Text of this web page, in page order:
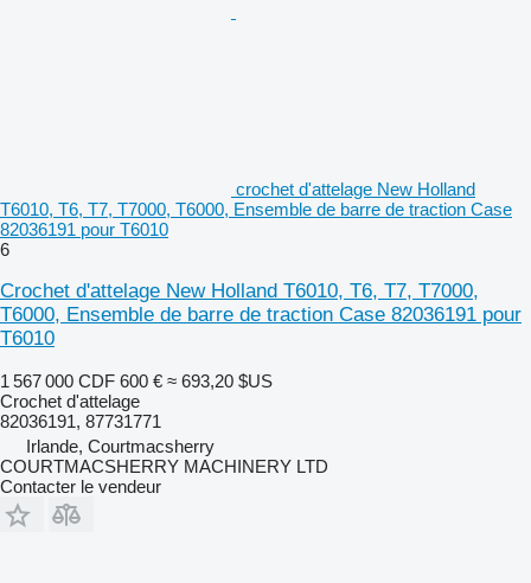
crochet d'attelage New Holland
T6010, T6, T7, T7000, T6000, Ensemble de barre de traction Case
82036191 pour T6010
6
Crochet d'attelage New Holland T6010, T6, T7, T7000,
T6000, Ensemble de barre de traction Case 82036191 pour
T6010
1 567 000 CDF 600 € ≈ 693,20 $US
Crochet d'attelage
82036191, 87731771
Irlande, Courtmacsherry
COURTMACSHERRY MACHINERY LTD
Contacter le vendeur